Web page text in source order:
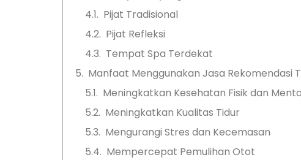
Pijat Tradisional
Pijat Refleksi
Tempat Spa Terdekat
Manfaat Menggunakan Jasa Rekomendasi
Meningkatkan Kesehatan Fisik dan
Meningkatkan Kualitas Tidur
Mengurangi Stres dan Kecemasan
Mempercepat Pemulihan Otot